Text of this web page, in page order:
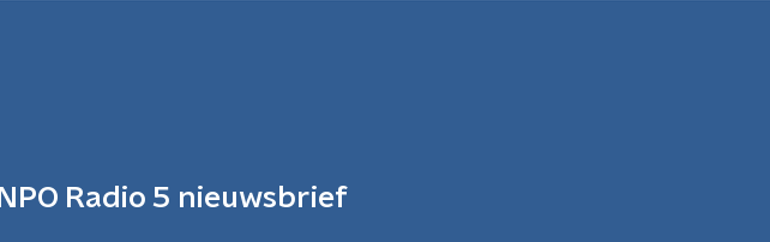
NPO Radio 5 nieuwsbrief